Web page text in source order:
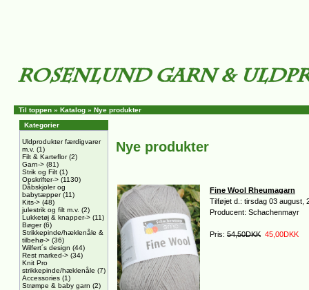
Til toppen » Katalog » Nye produkter
Kategorier
Uldprodukter færdigvarer
m.v. (1)
Filt & Karteflor(2)
Garn-> (81)
Strik og Filt (1)
Opskrifter-> (1130)
Dåbskjoler og
babytæpper(11)
Kits-> (48)
julestrik og filt m.v. (2)
Lukketøj & knapper-> (11)
Bøger(6)
Strikkepinde/hæklenåle &
tilbehø-> (36)
Wilfert´s design (44)
Rest marked-> (34)
Knit Pro
strikkepinde/hæklenåle (7)
Accessories (1)
Strømpe & baby garn (2)
Nye produkter
Fine Wool Rheumagarn
Tilføjet d.: tirsdag 03 august,
Producent: Schachenmayr
Pris: 54,50DKK 45,00DKK